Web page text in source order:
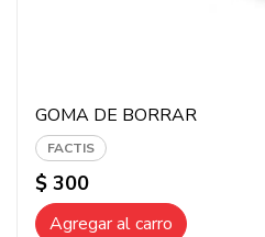
GOMA DE BORRAR
FACTIS
$ 300
Agregar al carro